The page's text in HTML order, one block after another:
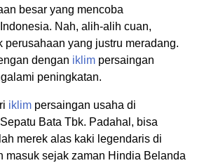
besar yang mencoba
Nah, alih-alih cuan,
perusahaan yang justru meradang.
dengan iklim persaingan
peningkatan.
iklim persaingan usaha di
Bata Tbk. Padahal, bisa
merek alas kaki legendaris di
masuk sejak zaman Hindia Belanda